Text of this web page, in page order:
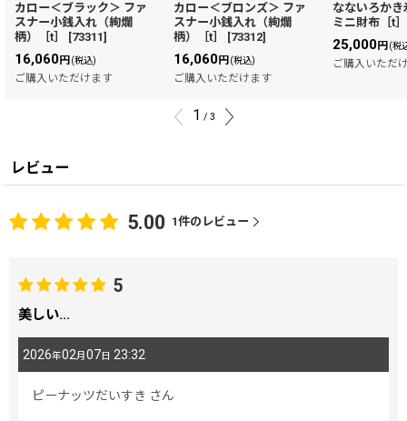
カロー＜ブラック＞ ファ
スナー小銭入れ（絢爛
柄）［t］
[73311]
16,060円 (税込)
ご購入いただけます
カロー＜ブロンズ＞ ファ
スナー小銭入れ（絢爛
柄）［t］
[73312]
16,060円 (税込)
ご購入いただけます
なないろか
ミニ財布［t］
25,000円 (税
ご購入いただ
1 / 3
レビュー
5.00 1件のレビュー
5
美しい...
2026年02月 07 日 23:32
ピーナッツだいすき さん